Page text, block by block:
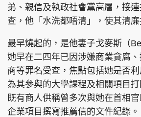
弟、親信及執政社會黨高層，接
查，他「水洗都唔清」，使其清廉
最早燒起的，是他妻子戈麥斯（
她早在二四年已因涉嫌商業貪腐
商等罪名受查，焦點包括她是否利
為其參與的大學課程及相關項目
既有商人供稱曾多次與她在首相
企業項目撰寫推薦信的文件紀錄。